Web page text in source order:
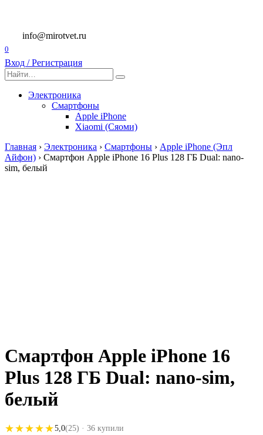
содержанию
info@mirotvet.ru
0
Вход / Регистрация
Search
for:
Электроника
Смартфоны
Apple iPhone
Xiaomi (Сяоми)
Главная › Электроника › Смартфоны › Apple iPhone (Эпл
Айфон) › Смартфон Apple iPhone 16 Plus 128 ГБ Dual: nano-
sim, белый
Смартфон Apple iPhone 16
Plus 128 ГБ Dual: nano-sim,
белый
★★★★★
★★★★★5,0(25) · 36 купили